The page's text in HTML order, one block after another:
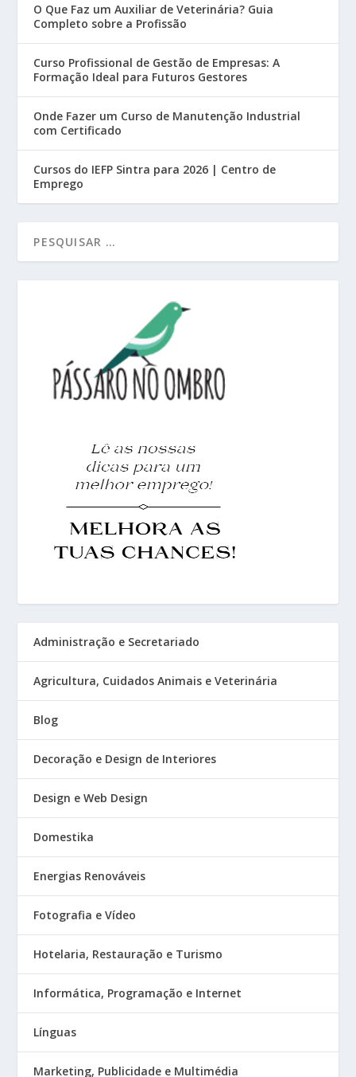
O Que Faz um Auxiliar de Veterinária? Guia
Completo sobre a Profissão
Curso Profissional de Gestão de Empresas: A
Formação Ideal para Futuros Gestores
Onde Fazer um Curso de Manutenção Industrial
com Certificado
Cursos do IEFP Sintra para 2026 | Centro de
Emprego
Administração e Secretariado
Agricultura, Cuidados Animais e Veterinária
Blog
Decoração e Design de Interiores
Design e Web Design
Domestika
Energias Renováveis
Fotografia e Vídeo
Hotelaria, Restauração e Turismo
Informática, Programação e Internet
Línguas
Marketing, Publicidade e Multimédia